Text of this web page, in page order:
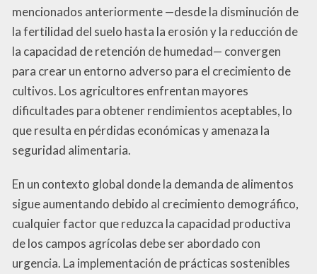
mencionados anteriormente —desde la disminución de
la fertilidad del suelo hasta la erosión y la reducción de
la capacidad de retención de humedad— convergen
para crear un entorno adverso para el crecimiento de
cultivos. Los agricultores enfrentan mayores
dificultades para obtener rendimientos aceptables, lo
que resulta en pérdidas económicas y amenaza la
seguridad alimentaria.
En un contexto global donde la demanda de alimentos
sigue aumentando debido al crecimiento demográfico,
cualquier factor que reduzca la capacidad productiva
de los campos agrícolas debe ser abordado con
urgencia. La implementación de prácticas sostenibles